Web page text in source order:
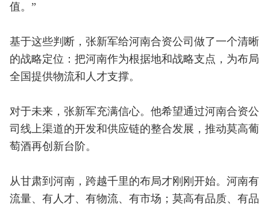
值。”
基于这些判断，张新军给河南合资公司做了一个清晰
的战略定位：把河南作为根据地和战略支点，为布局
全国提供物流和人才支撑。
对于未来，张新军充满信心。他希望通过河南合资公
司线上渠道的开发和供应链的整合发展，推动莫高葡
萄酒再创新台阶。
从甘肃到河南，跨越千里的布局才刚刚开始。河南有
流量、有人才、有物流、有市场；莫高有品质、有品